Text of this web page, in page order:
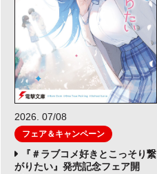
2026. 07/08
フェア＆キャンペーン
『＃ラブコメ好きとこっそり繋
がりたい』発売記念フェア開